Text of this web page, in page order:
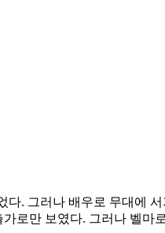
. 그러나 배우로 무대에
로만 보였다. 그러나 벨